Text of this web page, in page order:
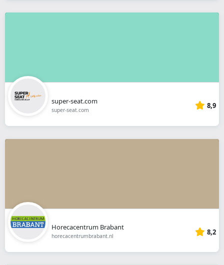
super-seat.com
super-seat.com 8,9
Horecacentrum Brabant
horecacentrumbrabant.nl 8,2